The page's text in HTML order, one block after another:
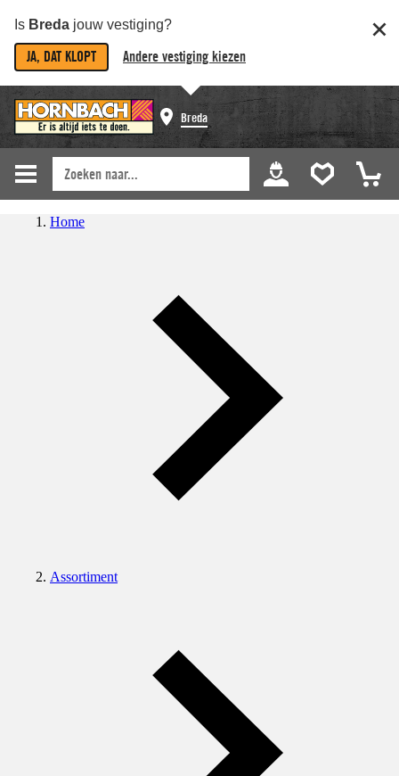
Is Breda jouw vestiging?
JA, DAT KLOPT Andere vestiging kiezen
Breda
Home
Assortiment